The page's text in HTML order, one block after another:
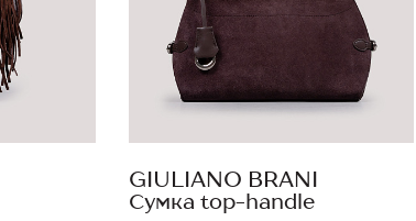
GIULIANO BRANI
Сумка top-handle